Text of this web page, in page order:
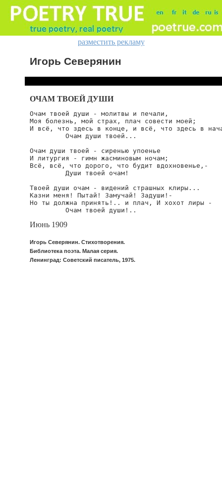
разместить рекламу
Игорь Северянин
ОЧАМ ТВОЕЙ ДУШИ
Очам твоей души - молитвы и печали,
Моя болезнь, мой страх, плач совести моей;
И всё, что здесь в конце, и всё, что здесь в
         Очам души твоей...
Очам души твоей - сиренью упоенье
И литургия - гимн жасминовым ночам;
Всё, всё, что дорого, что будит вдохновенье,-
         Души твоей очам!
Твоей души очам - видений страшных клиры...
Казни меня! Пытай! Замучай! Задуши!-
Но ты должна принять!.. и плач, И хохот лиры -
         Очам твоей души!..
Июнь 1909
Игорь Северянин. Стихотворения.
Библиотека поэта. Малая серия.
Ленинград: Советский писатель, 1975.